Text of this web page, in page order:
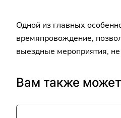
Одной из главных
времяпровождение,
выездные мероприятия,
Вам также